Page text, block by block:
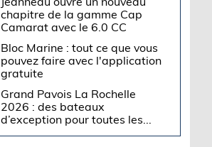
chapitre de la gamme Cap
Camarat avec le 6.0 CC
Bloc Marine : tout ce que vous
pouvez faire avec l'application
gratuite
Grand Pavois La Rochelle
2026 : des bateaux
d’exception pour toutes les...